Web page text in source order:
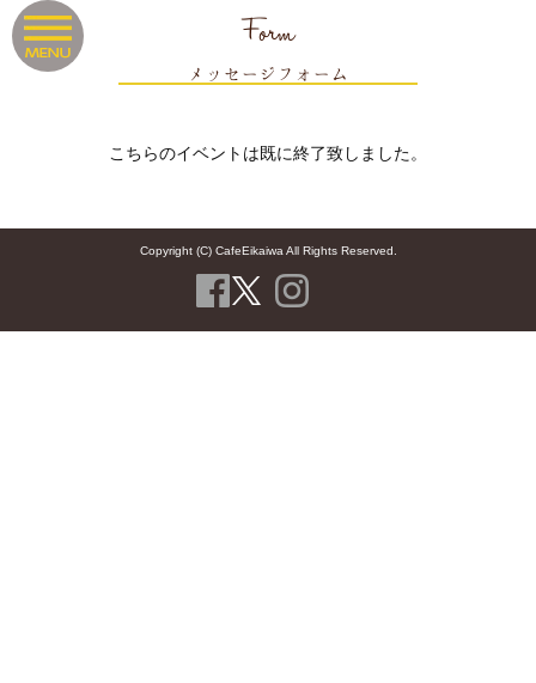
Form
メッセージフォーム
こちらのイベントは既に終了致しました。
Copyright (C) CafeEikaiwa All Rights Reserved.